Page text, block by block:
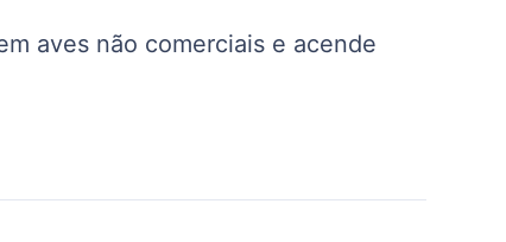
aves não comerciais e acende